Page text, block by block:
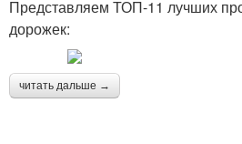
Представляем ТОП-11 лучших
дорожек:
читать дальше →